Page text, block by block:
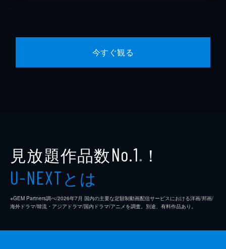
今すぐ観る
見放題作品数No.1 ※ ！
U-NEXTとは
※GEM Partners調べ/2026年7⽉ 国内の主要な定額制動画配信サービスにおける洋画/邦画/
海外ドラマ/韓流・アジアドラマ/国内ドラマ/アニメを調査。別途、有料作品あり。